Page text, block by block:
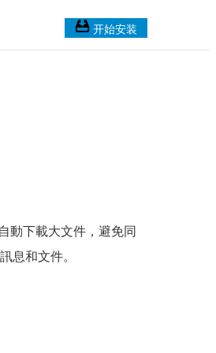
开始安装
動下載大文件，避免同
息和文件。